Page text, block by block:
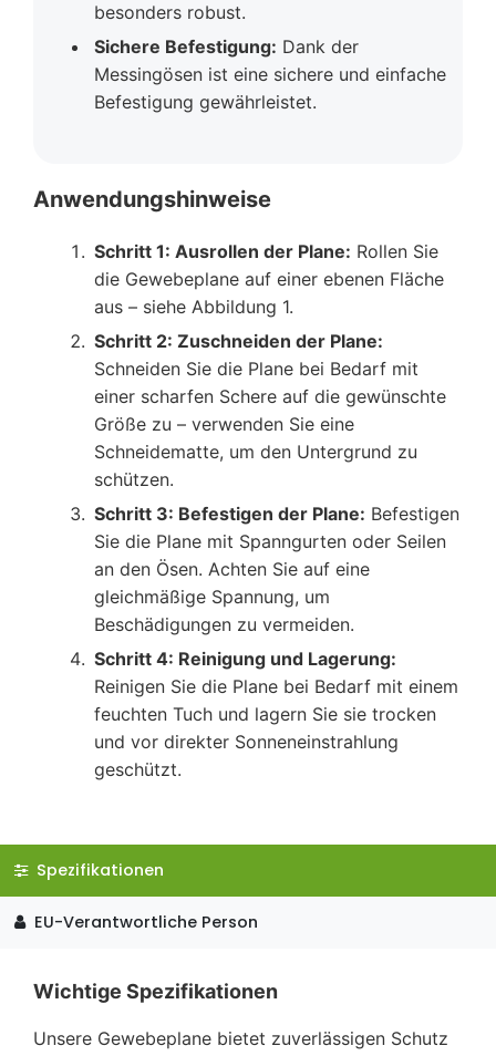
besonders robust.
Sichere Befestigung: Dank der
Messingösen ist eine sichere und einfache
Befestigung gewährleistet.
Anwendungshinweise
Schritt 1: Ausrollen der Plane: Rollen Sie
die Gewebeplane auf einer ebenen Fläche
aus – siehe Abbildung 1.
Schritt 2: Zuschneiden der Plane:
Schneiden Sie die Plane bei Bedarf mit
einer scharfen Schere auf die gewünschte
Größe zu – verwenden Sie eine
Schneidematte, um den Untergrund zu
schützen.
Schritt 3: Befestigen der Plane: Befestigen
Sie die Plane mit Spanngurten oder Seilen
an den Ösen. Achten Sie auf eine
gleichmäßige Spannung, um
Beschädigungen zu vermeiden.
Schritt 4: Reinigung und Lagerung:
Reinigen Sie die Plane bei Bedarf mit einem
feuchten Tuch und lagern Sie sie trocken
und vor direkter Sonneneinstrahlung
geschützt.
Spezifikationen
EU-Verantwortliche Person
Wichtige Spezifikationen
Unsere Gewebeplane bietet zuverlässigen Schutz